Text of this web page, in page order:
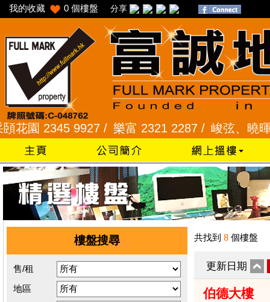
我的收藏 0 個樓盤 分享
2345 9927 /樂富 2321 2287 / 峻弦、曉暉花
樓盤搜尋
售/租
地區
共找到 8 個樓盤
更新日期
伯德大樓